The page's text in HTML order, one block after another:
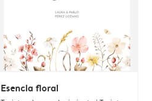
Esencia floral